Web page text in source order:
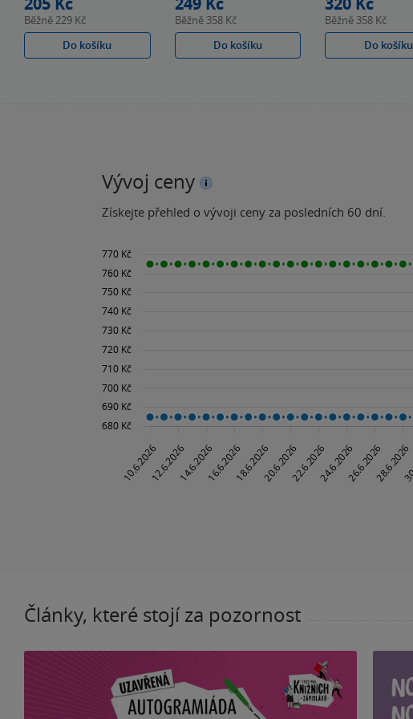
Běžně229 Kč
Do košíku
Běžně 358 Kč
Do košíku
Běžně 358 Kč
Do košíku
Vývoj ceny
Získejte přehled o vývoji ceny za posledních 60 dní.
Články, které stojí za pozornost